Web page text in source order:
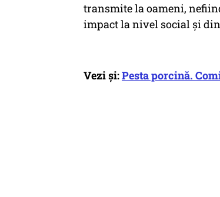
transmite la oameni,
impact la nivel social şi
Vezi și:Pesta porcină.